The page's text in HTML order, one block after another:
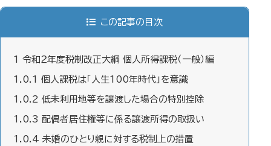
この記事の目次
1 令和２年度税制改正大綱 個人所得課税（一般）編
1.0.1 個人課税は「人生100年時代」を意識
1.0.2 低未利用地等を譲渡した場合の特別控除
1.0.3 配偶者居住権等に係る譲渡所得の取扱い
1.0.4 未婚のひとり親に対する税制上の措置